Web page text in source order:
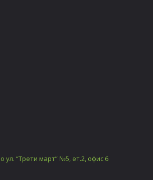
ул. “Трети март” №5, ет.2, офис 6